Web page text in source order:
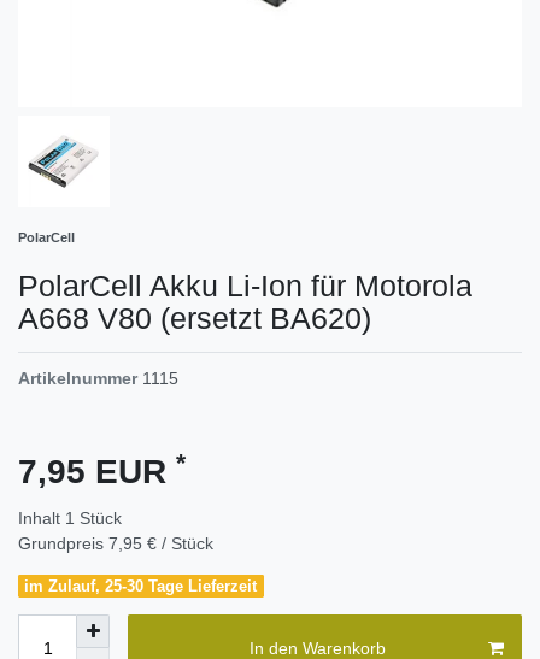
PolarCell
PolarCell Akku Li-Ion für Motorola
A668 V80 (ersetzt BA620)
Artikelnummer 1115
7,95 EUR *
Inhalt 1 Stück
Grundpreis 7,95 € / Stück
im Zulauf, 25-30 Tage Lieferzeit
In den Warenkorb